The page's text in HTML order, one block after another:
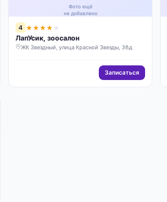
Фото ещё
не добавлено
4 ★★★★ ★
ЛапУсик, зоосалон
ЖК Звездный, улица Красной Звезды, 38д
Записаться